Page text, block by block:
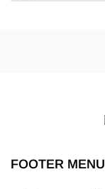
FOOTER MENU